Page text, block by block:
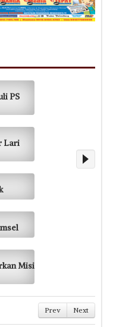
PS
Lari
Misi
Prev Next